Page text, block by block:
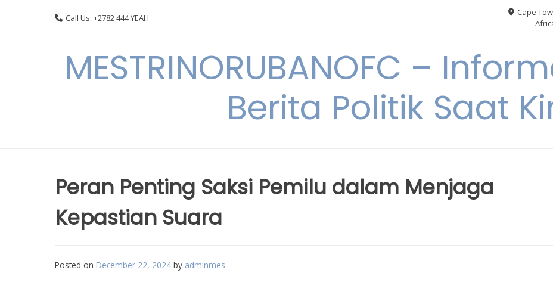
Call Us: +2782 444 YEAH
Cape
MESTRINORUBANOFC –
Berita Politik Saat
Peran Penting Saksi Pemilu dalam Menjaga
Kepastian Suara
Posted on December 22, 2024 by adminmes